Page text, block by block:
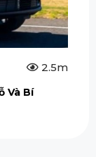
2.5m
Và Bí